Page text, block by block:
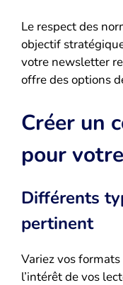
Le respect des
objectif
votre newsletter
offre des options
Créer un
pour
Différents
pertinent
Variez vos
l’intérêt de vos